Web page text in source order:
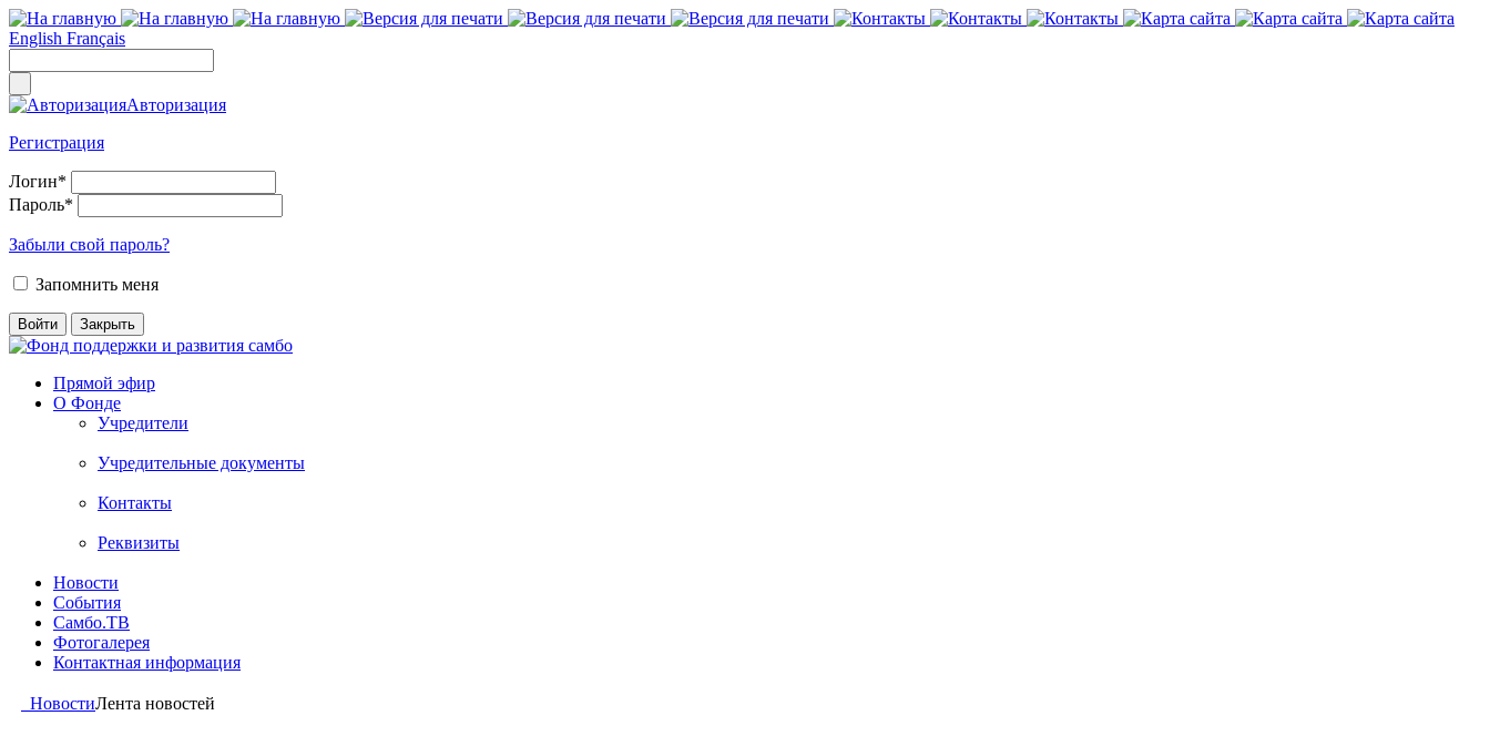
English Français
Авторизация
Регистрация
Логин*
Пароль*
Забыли свой пароль?
Запомнить меня
Прямой эфир
О Фонде
Учредители
Учредительные документы
Контакты
Реквизиты
Новости
События
Самбо.ТВ
Фотогалерея
Контактная информация
НовостиЛента новостей